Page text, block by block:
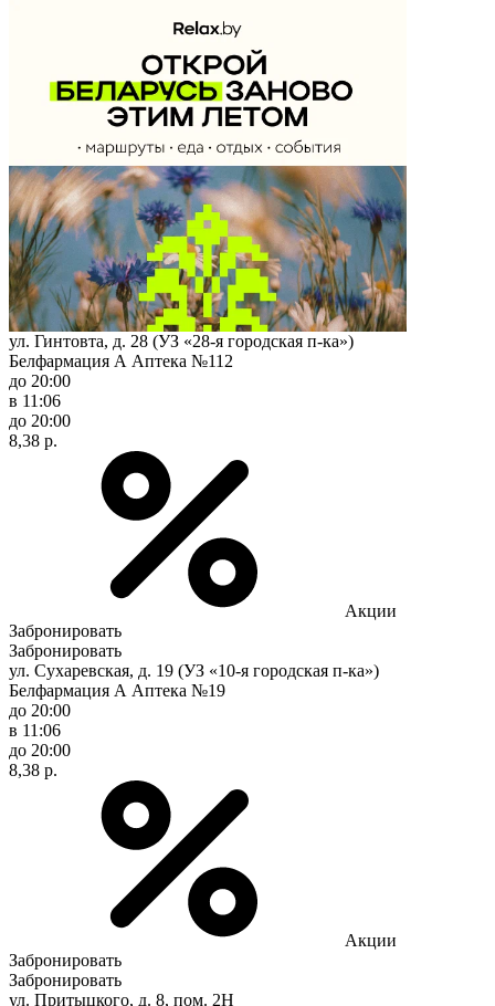
ул. Гинтовта, д. 28 (УЗ «28-я городская п-ка»)
Белфармация А Аптека №112
до 20:00
в 11:06
до 20:00
8,38 р.
Акции
Забронировать
Забронировать
ул. Сухаревская, д. 19 (УЗ «10-я городская п-ка»)
Белфармация А Аптека №19
до 20:00
в 11:06
до 20:00
8,38 р.
Акции
Забронировать
Забронировать
ул. Притыцкого, д. 8, пом. 2Н